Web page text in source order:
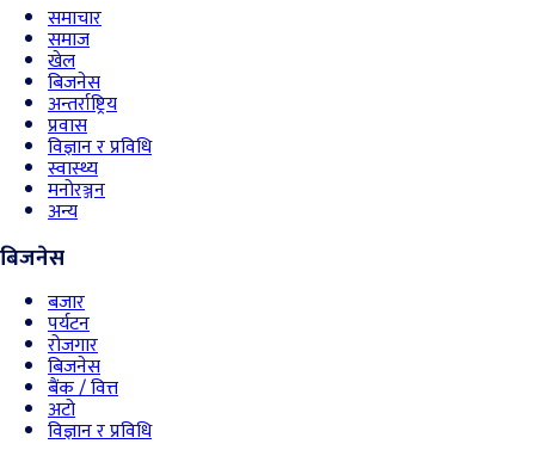
समाचार
समाज
खेल
बिजनेस
अन्तर्राष्ट्रिय
प्रवास
विज्ञान र प्रविधि
स्वास्थ्य
मनोरञ्जन
अन्य
बिजनेस
बजार
पर्यटन
रोजगार
बिजनेस
बैंक / वित्त
अटो
विज्ञान र प्रविधि